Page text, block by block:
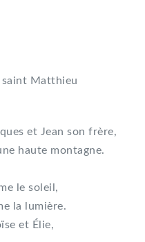
saint Matthieu
et Jean son frère,
haute montagne.
le soleil,
la lumière.
et Élie,